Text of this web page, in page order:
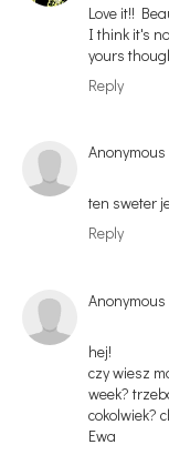
Love it!!
I think it's
yours
Reply
Anonymous
ten sweter
Reply
Anonymous
hej!
czy wiesz
week?
cokolwiek?
Ewa